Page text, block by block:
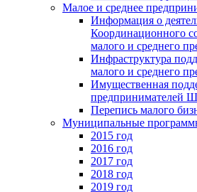
Малое и среднее
Информация о
Координационного
малого и среднего
Инфраструктура
малого и среднего
Имущественная
предпринимателей
Перепись малого
Муниципальные
2015 год
2016 год
2017 год
2018 год
2019 год